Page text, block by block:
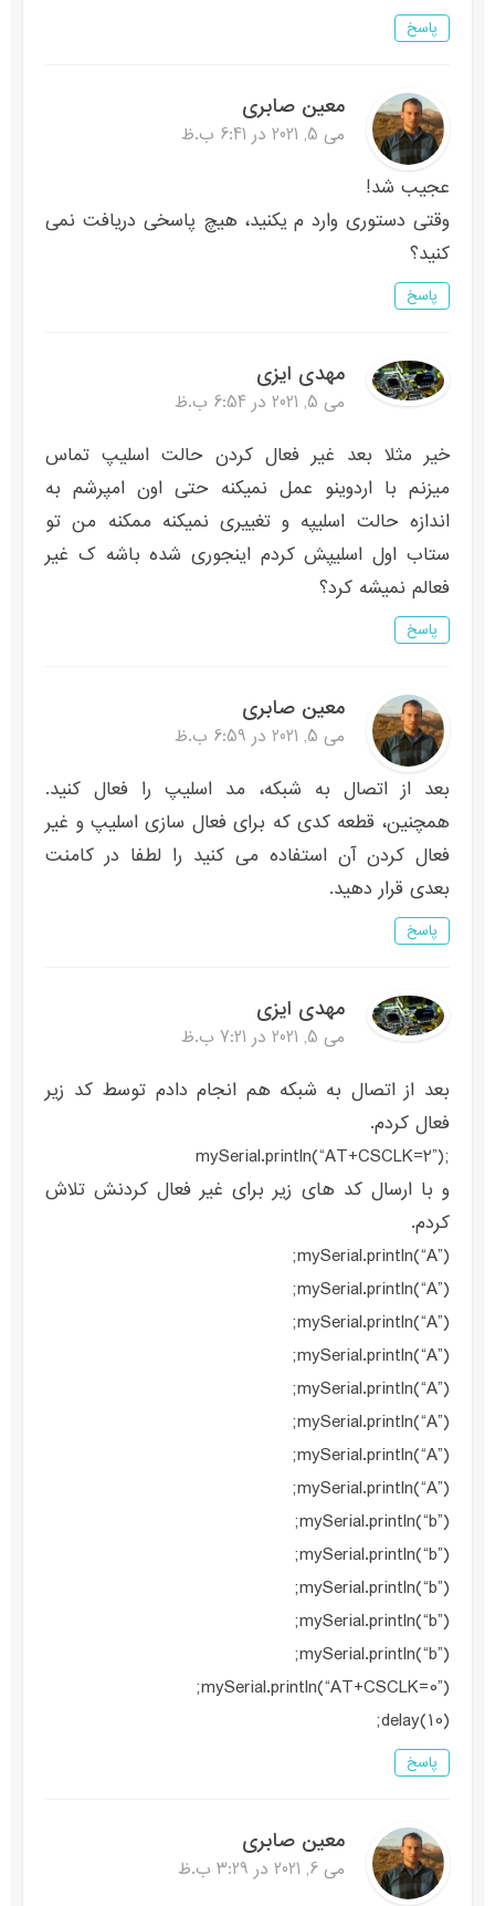
پاسخ
معین صابری
می 5, 2021 در 6:41 ب.ظ
عجیب شد!
وقتی دستوری وارد م یکنید، هیچ پاسخی دریافت نمی
کنید؟
پاسخ
مهدی ایزی
می 5, 2021 در 6:54 ب.ظ
خیر مثلا بعد غیر فعال کردن حالت اسلیپ تماس
میزنم با اردوینو عمل نمیکنه حتی اون امپرشم به
اندازه حالت اسلیپه و تغییری نمیکنه ممکنه من تو
ستاب اول اسلیپش کردم اینجوری شده باشه ک غیر
فعالم نمیشه کرد؟
پاسخ
معین صابری
می 5, 2021 در 6:59 ب.ظ
بعد از اتصال به شبکه، مد اسلیپ را فعال کنید.
همچنین، قطعه کدی که برای فعال سازی اسلیپ و غیر
فعال کردن آن استفاده می کنید را لطفا در کامنت
بعدی قرار دهید.
پاسخ
مهدی ایزی
می 5, 2021 در 7:21 ب.ظ
بعد از اتصال به شبکه هم انجام دادم توسط کد زیر
فعال کردم.
;mySerial.println(“AT+CSCLK=2”)
و با ارسال کد های زیر برای غیر فعال کردنش تلاش
کردم.
mySerial.println(“A”);
mySerial.println(“A”);
mySerial.println(“A”);
mySerial.println(“A”);
mySerial.println(“A”);
mySerial.println(“A”);
mySerial.println(“A”);
mySerial.println(“A”);
mySerial.println(“b”);
mySerial.println(“b”);
mySerial.println(“b”);
mySerial.println(“b”);
mySerial.println(“b”);
mySerial.println(“AT+CSCLK=0”);
delay(10);
پاسخ
معین صابری
می 6, 2021 در 3:29 ب.ظ